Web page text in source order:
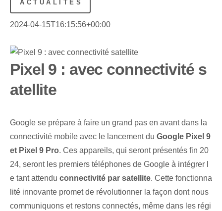
ACTUALITÉS
2024-04-15T16:15:56+00:00
Pixel 9 : avec connectivité s
atellite
Google se prépare à faire un grand pas en avant dans la
connectivité mobile avec le lancement du Google Pixel 9
et Pixel 9 Pro. Ces appareils, qui seront présentés fin 20
24, seront les premiers téléphones de Google à intégrer l
e tant attendu connectivité par satellite. Cette fonctionna
lité innovante promet de révolutionner la façon dont nous
communiquons et restons connectés, même dans les régi